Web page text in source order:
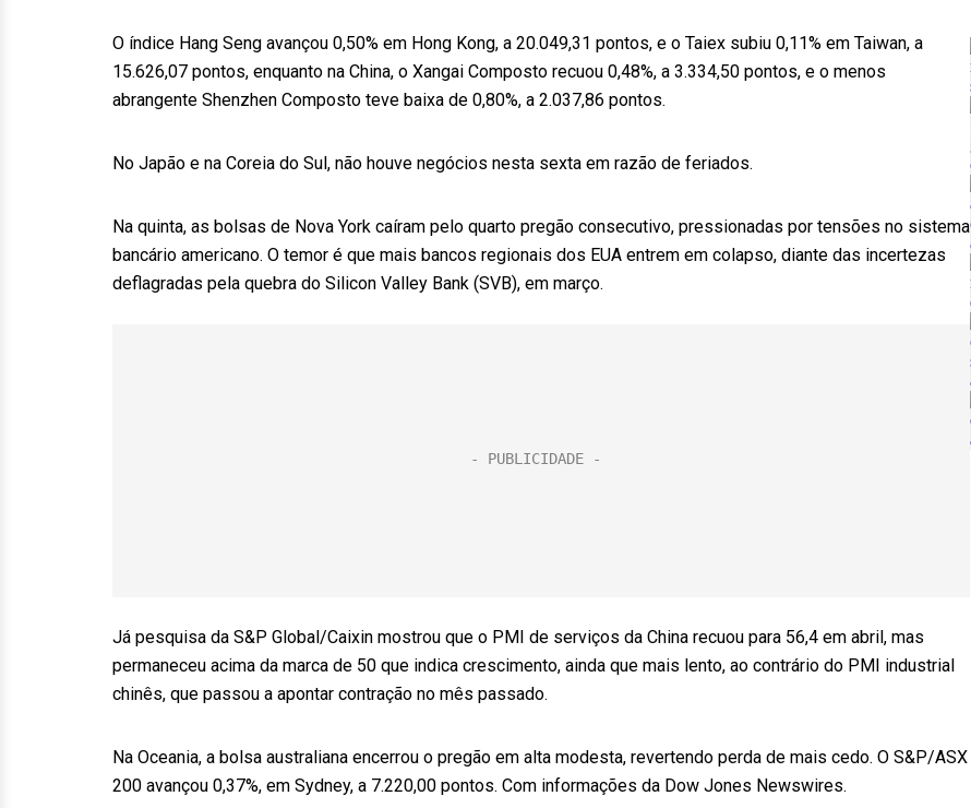
O índice Hang Seng avançou 0,50% em Hong Kong, a 20.049,31 pontos, e o Taiex subiu 0,11% em Taiwan, a
15.626,07 pontos, enquanto na China, o Xangai Composto recuou 0,48%, a 3.334,50 pontos, e o menos
abrangente Shenzhen Composto teve baixa de 0,80%, a 2.037,86 pontos.
No Japão e na Coreia do Sul, não houve negócios nesta sexta em razão de feriados.
Na quinta, as bolsas de Nova York caíram pelo quarto pregão consecutivo, pressionadas por tensões no sistema
bancário americano. O temor é que mais bancos regionais dos EUA entrem em colapso, diante das incertezas
deflagradas pela quebra do Silicon Valley Bank (SVB), em março.
Já pesquisa da S&P Global/Caixin mostrou que o PMI de serviços da China recuou para 56,4 em abril, mas
permaneceu acima da marca de 50 que indica crescimento, ainda que mais lento, ao contrário do PMI industrial
chinês, que passou a apontar contração no mês passado.
Na Oceania, a bolsa australiana encerrou o pregão em alta modesta, revertendo perda de mais cedo. O S&P/ASX
200 avançou 0,37%, em Sydney, a 7.220,00 pontos. Com informações da Dow Jones Newswires.